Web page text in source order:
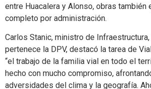
entre Huacalera y Alonso, obras también
completo por administración.
Carlos Stanic, ministro de Infraestructura,
pertenece la DPV, destacó la tarea de
“el trabajo de la familia vial en todo el
hecho con mucho compromiso,
adversidades del clima y la geografía.